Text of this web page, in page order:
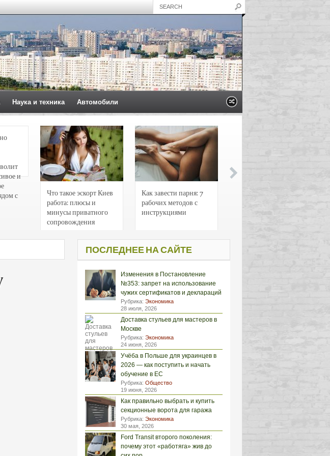
Наука и техника Автомобили
и
с
Что такое эскорт Киев
работа: плюсы и
минусы приватного
сопровождения
Как завести парня: 7
рабочих методов с
инструкциями
ПОСЛЕДНЕЕ НА САЙТЕ
Изменения в Постановление
№353: запрет на использование
чужих сертификатов и деклараций
Рубрика: Экономика
28 июля, 2026
Доставка стульев для мастеров в
Москве
Рубрика: Экономика
24 июня, 2026
Учёба в Польше для украинцев в
2026 — как поступить и начать
обучение в ЕС
Рубрика: Общество
19 июня, 2026
Как правильно выбрать и купить
секционные ворота для гаража
Рубрика: Экономика
30 мая, 2026
Ford Transit второго поколения:
почему этот «работяга» жив до